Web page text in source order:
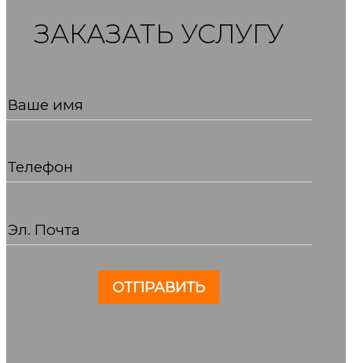
ЗАКАЗАТЬ УСЛУГУ
Ваше имя
Телефон
Эл. Почта
ОТПРАВИТЬ